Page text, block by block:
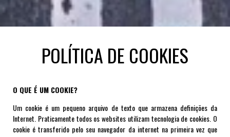
POLÍTICA DE COOKIES
O QUE É UM COOKIE?
Um cookie é um pequeno arquivo de texto que armazena definições da
Internet. Praticamente todos os websites utilizam tecnologia de cookies. O
cookie é transferido pelo seu navegador da internet na primeira vez que